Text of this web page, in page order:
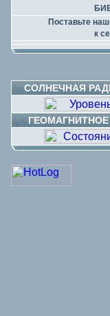
Поставьте
к
СОЛНЕЧНАЯ